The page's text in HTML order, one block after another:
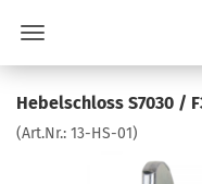
Hebelschloss S7030 /
(Art.Nr.: 13-HS-01)